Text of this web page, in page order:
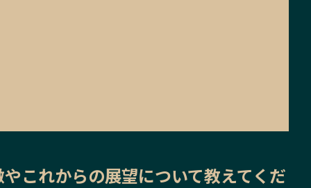
やこれからの展望について教えてくだ